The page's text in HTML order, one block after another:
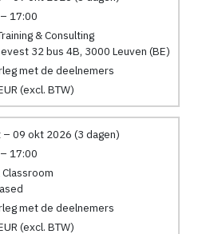
17:00
& Consulting
32 bus 4B, 3000 Leuven (BE)
met de deelnemers
(excl. BTW)
09 okt 2026 (3 dagen)
17:00
met de deelnemers
(excl. BTW)